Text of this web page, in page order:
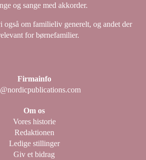
og sange med akkorder.
også om familieliv generelt, og andet der
for børnefamilier.
Firmainfo
Om os
Vores historie
Redaktionen
Ledige stillinger
Giv et bidrag